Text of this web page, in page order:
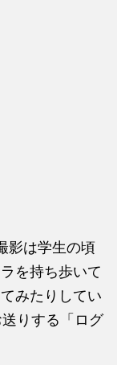
影は学生の頃
を持ち歩いて
みたりしてい
りする「ログ